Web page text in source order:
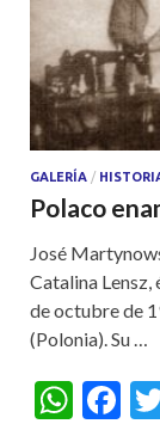
GALERÍA /
Polaco
José
Catalina Lensz,
de octubre de
(Polonia). Su …
W F